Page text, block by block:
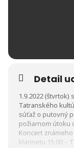
Detail
1.9.2022
Tatranského
súťaž o putovný
požiarnom útoku
Koncert
klarinetu 15:00 –